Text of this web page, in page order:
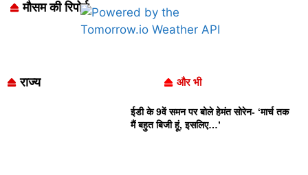
मौसम की रिपोर्ट
राज्य और भी
ईडी के 9वें समन पर बोले हेमंत सोरेन- ‘मार्च तक
मैं बहुत बिजी हूं, इसलिए…’